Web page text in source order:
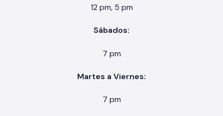
12 pm, 5 pm
Sábados:
7 pm
Martes a Viernes:
7 pm